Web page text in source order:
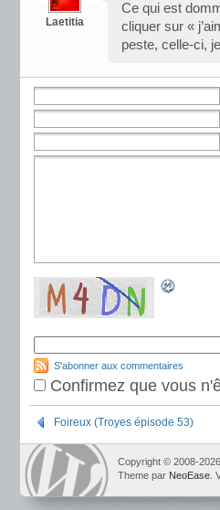
Laetitia
Ce qui est
cliquer sur «
peste, celle-ci,
S'abonner aux commentaires
Confirmez que vous
Foireux (Troyes épisode 53)
Copyright © 2008-
Theme par NeoEase .